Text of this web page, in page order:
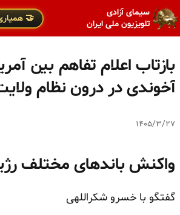
سیمای آزادی
تلویزیون ملی ایران
🤝
بازتاب اعلام تفاهم بین
آخوندی در درون نظام
۱۴۰۵/۳/۲۷
واکنش باندهای مختلف
گفتگو با خسرو شکراللهی